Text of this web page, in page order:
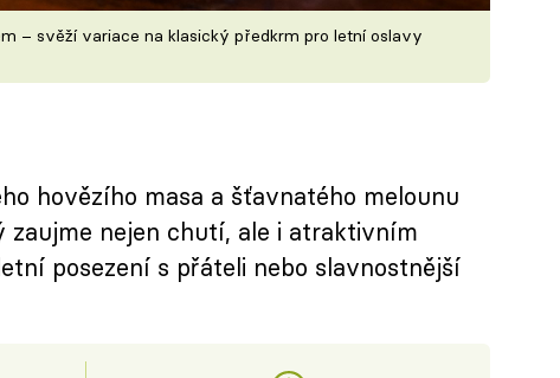
– svěží variace na klasický předkrm pro letní oslavy
hovězího masa a šťavnatého melounu
nejen chutí, ale i atraktivním
posezení s přáteli nebo slavnostnější